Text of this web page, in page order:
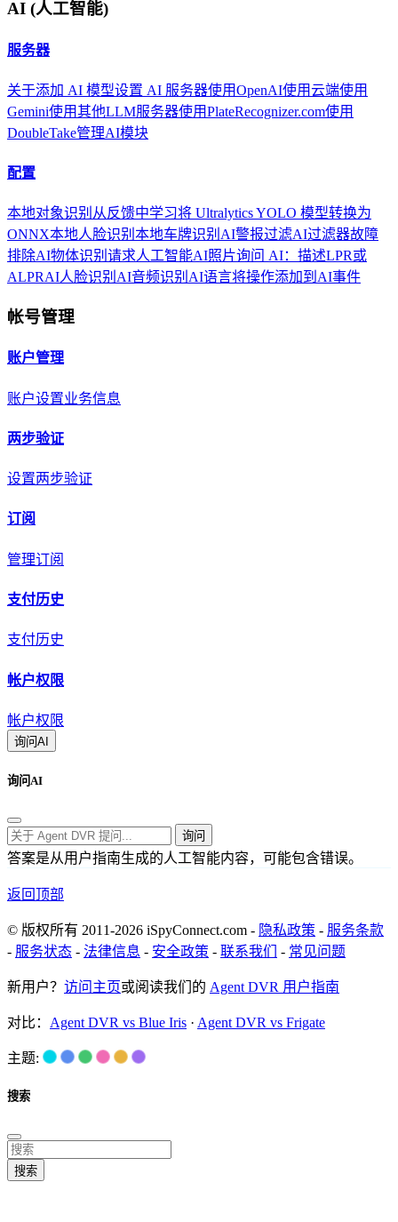
AI (人工智能)
服务器
关于添加 AI 模型设置 AI 服务器使用OpenAI使用云端使用
Gemini使用其他LLM服务器使用PlateRecognizer.com使用
DoubleTake管理AI模块
配置
本地对象识别 从反馈中学习将 Ultralytics YOLO 模型转换为
ONNX本地人脸识别 本地车牌识别 AI警报过滤AI过滤器故障
排除AI物体识别 请求人工智能AI照片询问 AI：描述LPR或
ALPRAI人脸识别 AI音频识别 AI语言将操作添加到AI事件
帐号管理
账户管理
账户设置业务信息
两步验证
设置两步验证
订阅
管理订阅
支付历史
支付历史
帐户权限
帐户权限
询问AI
询问AI
询问
答案是从用户指南生成的人工智能内容，可能包含错误。
返回顶部
© 版权所有 2011-2026 iSpyConnect.com - 隐私政策 - 服务条款
- 服务状态 - 法律信息 - 安全政策 - 联系我们 - 常见问题
新用户？ 访问主页或阅读我们的 Agent DVR 用户指南
对比： Agent DVR vs Blue Iris · Agent DVR vs Frigate
主题:
搜索
搜索